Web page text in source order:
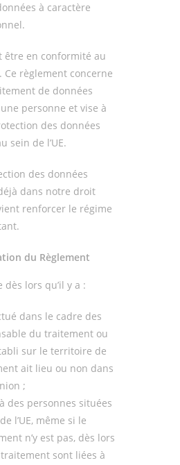
à caractère
être en conformité au
règlement concerne
de données
personne et vise à
des données
sein de l’UE.
des données
dans notre droit
renforcer le régime
du Règlement
dès lors qu’il y a :
dans le cadre des
du traitement ou
sur le territoire de
ait lieu ou non dans
;
des personnes situées
l’UE, même si le
n’y est pas, dès lors
sont liées à